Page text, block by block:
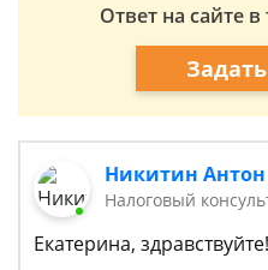
Ответ на сайте
Никитин Антон
Налоговый
Екатерина, здравствуйте!